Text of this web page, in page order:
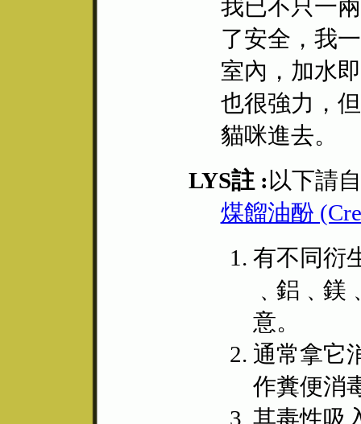
我已不只一
了安全，我
室內，加水
也很強力，
貓咪進去。
LYS註 : 以下請
煤餾油酚
有不同衍
﹑鋁﹑鎂
意。
通常拿它
作糞便消
其毒性吸